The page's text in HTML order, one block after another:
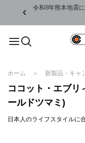
令和8年熊本地震
ホーム 新製品・キャ
ココット・エブリ
ールドツマミ)
日本人のライフスタイルに